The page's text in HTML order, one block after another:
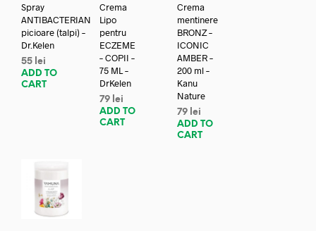
Spray
ANTIBACTERIAN
picioare (talpi) –
Dr.Kelen
55 lei
ADD TO
CART
Crema
Lipo
pentru
ECZEME
– COPII –
75 ML –
DrKelen
79 lei
ADD TO
CART
Crema
mentinere
BRONZ –
ICONIC
AMBER –
200 ml –
Kanu
Nature
79 lei
ADD TO
CART